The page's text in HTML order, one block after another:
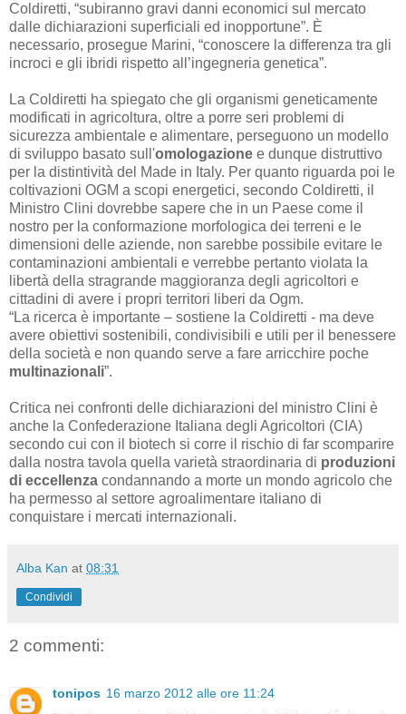
Coldiretti, “subiranno gravi danni economici sul mercato
dalle dichiarazioni superficiali ed inopportune”. È
necessario, prosegue Marini, “conoscere la differenza tra gli
incroci e gli ibridi rispetto all’ingegneria genetica”.
La Coldiretti ha spiegato che gli organismi geneticamente
modificati in agricoltura, oltre a porre seri problemi di
sicurezza ambientale e alimentare, perseguono un modello
di sviluppo basato sull'omologazione e dunque distruttivo
per la distintività del Made in Italy. Per quanto riguarda poi le
coltivazioni OGM a scopi energetici, secondo Coldiretti, il
Ministro Clini dovrebbe sapere che in un Paese come il
nostro per la conformazione morfologica dei terreni e le
dimensioni delle aziende, non sarebbe possibile evitare le
contaminazioni ambientali e verrebbe pertanto violata la
libertà della stragrande maggioranza degli agricoltori e
cittadini di avere i propri territori liberi da Ogm.
“La ricerca è importante – sostiene la Coldiretti - ma deve
avere obiettivi sostenibili, condivisibili e utili per il benessere
della società e non quando serve a fare arricchire poche
multinazionali”.
Critica nei confronti delle dichiarazioni del ministro Clini è
anche la Confederazione Italiana degli Agricoltori (CIA)
secondo cui con il biotech si corre il rischio di far scomparire
dalla nostra tavola quella varietà straordinaria di produzioni
di eccellenza condannando a morte un mondo agricolo che
ha permesso al settore agroalimentare italiano di
conquistare i mercati internazionali.
Alba Kan at 08:31
Condividi
2 commenti:
tonipos 16 marzo 2012 alle ore 11:24